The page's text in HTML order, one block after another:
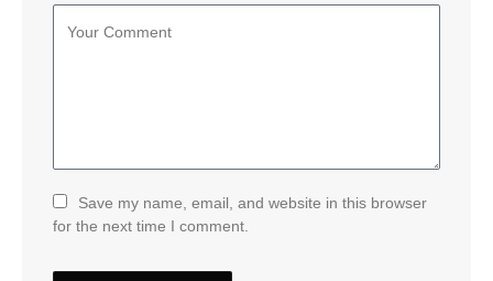
Save my name, email, and website in this browser
for the next time I comment.